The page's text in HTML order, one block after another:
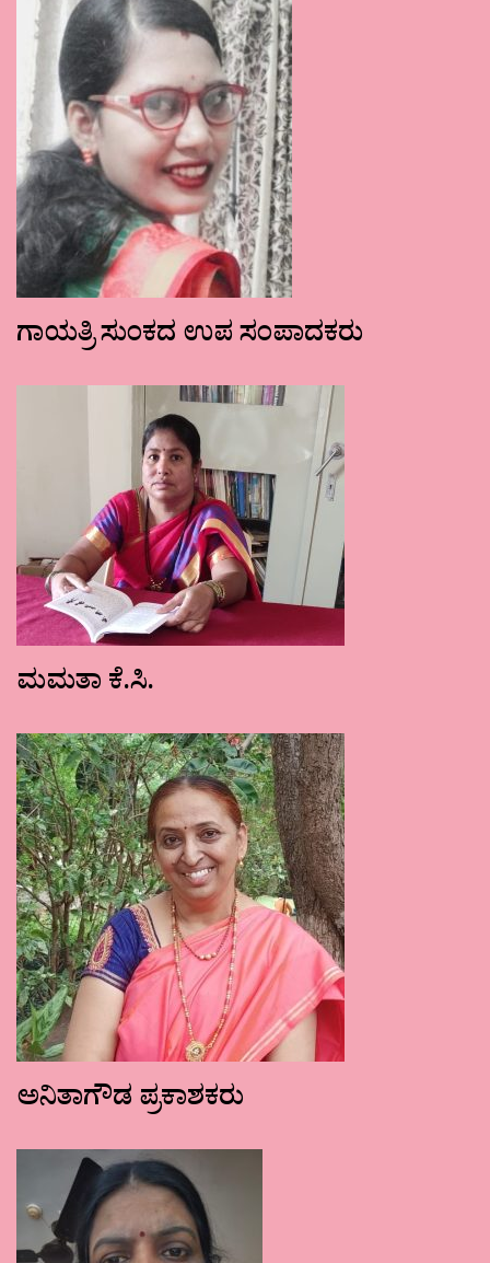
ಗಾಯತ್ರಿ ಸುಂಕದ ಉಪ ಸಂಪಾದಕರು
ಮಮತಾ ಕೆ.ಸಿ.
ಅನಿತಾಗೌಡ ಪ್ರಕಾಶಕರು